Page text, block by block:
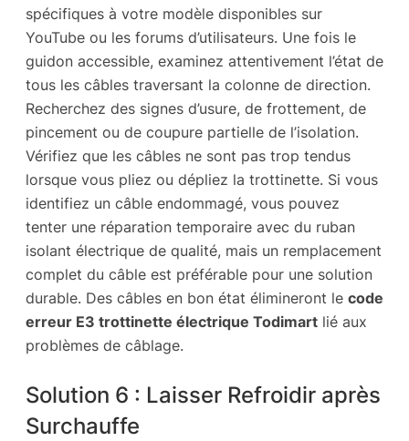
spécifiques à votre modèle disponibles sur
YouTube ou les forums d’utilisateurs. Une fois le
guidon accessible, examinez attentivement l’état de
tous les câbles traversant la colonne de direction.
Recherchez des signes d’usure, de frottement, de
pincement ou de coupure partielle de l’isolation.
Vérifiez que les câbles ne sont pas trop tendus
lorsque vous pliez ou dépliez la trottinette. Si vous
identifiez un câble endommagé, vous pouvez
tenter une réparation temporaire avec du ruban
isolant électrique de qualité, mais un remplacement
complet du câble est préférable pour une solution
durable. Des câbles en bon état élimineront le code
erreur E3 trottinette électrique Todimart lié aux
problèmes de câblage.
Solution 6 : Laisser Refroidir après
Surchauffe